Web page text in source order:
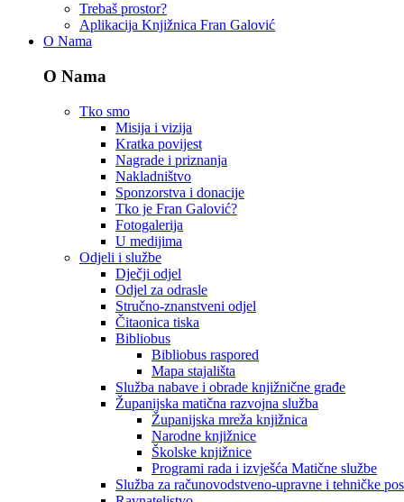
Trebaš prostor?
Aplikacija Knjižnica Fran Galović
O Nama
O Nama
Tko smo
Misija i vizija
Kratka povijest
Nagrade i priznanja
Nakladništvo
Sponzorstva i donacije
Tko je Fran Galović?
Fotogalerija
U medijima
Odjeli i službe
Dječji odjel
Odjel za odrasle
Stručno-znanstveni odjel
Čitaonica tiska
Bibliobus
Bibliobus raspored
Mapa stajališta
Služba nabave i obrade knjižnične građe
Županijska matična razvojna služba
Županijska mreža knjižnica
Narodne knjižnice
Školske knjižnice
Programi rada i izvješća Matične službe
Služba za računovodstveno-upravne i tehničke